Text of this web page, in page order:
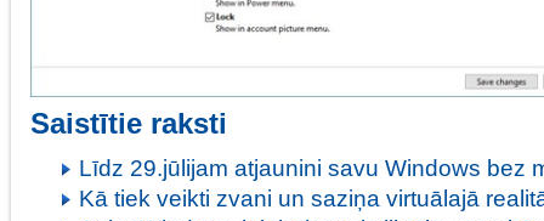
Saistītie raksti
Līdz 29.jūlijam atjaunini savu Windows bez
Kā tiek veikti zvani un saziņa virtuālajā